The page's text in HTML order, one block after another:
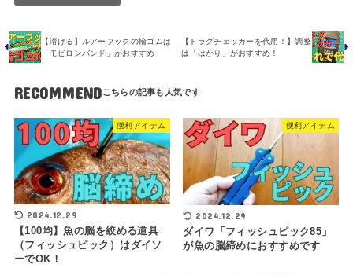
【溶ける】ルアーフックの輪ゴムは
「モビロンバンド」がおすすめ
【ドラグチェッカーを代用！】調整
は「はかり」がおすすめ！
RECOMMEND
便利アイテム
2024.12.29
【100均】魚の脳を絞める道具
（フィッシュピック）はダイソ
ーでOK！
便利アイテム
2024.12.29
ダイワ「フィッシュピック85」
が魚の脳締めにおすすめです